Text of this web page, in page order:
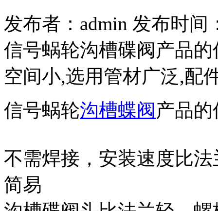
发布者：admin 发布时间
信号蜗轮沟槽碟阀产品
空间小,选用管材广泛,配
信号蜗轮沟槽蝶阀产品
不需焊接，安装速度比
简易